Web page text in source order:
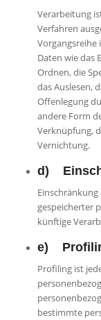
Verarbeitung
Verfahren
Vorgangsreihe
Daten wie das
Ordnen, die
das Auslesen,
Offenlegung
andere Form
Verknüpfung,
Vernichtung.
d)
gespeicherter
künftige
e)
Profiling ist
bestimmte